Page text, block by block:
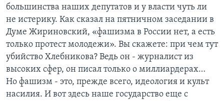
большинства наших депутатов и у власти чуть ли
не истерику. Как сказал на пятничном заседании в
Думе Жириновский, «фашизма в России нет, а есть
только протест молодежи». Вы скажете: при чем тут
убийство Хлебникова? Ведь он - журналист из
высоких сфер, он писал только о миллиардерах…
Но фашизм - это, прежде всего, идеология и культ
насилия. И вот здесь наше государство еще с